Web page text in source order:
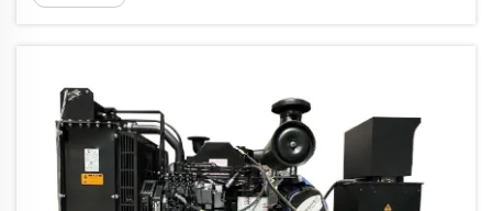
สามารถจ่ายไฟฟ้าได้จริงเท่าไร ควรเริ่มต้นด้วยการ